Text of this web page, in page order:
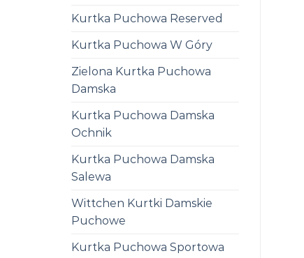
Kurtka Puchowa Reserved
Kurtka Puchowa W Góry
Zielona Kurtka Puchowa
Damska
Kurtka Puchowa Damska
Ochnik
Kurtka Puchowa Damska
Salewa
Wittchen Kurtki Damskie
Puchowe
Kurtka Puchowa Sportowa